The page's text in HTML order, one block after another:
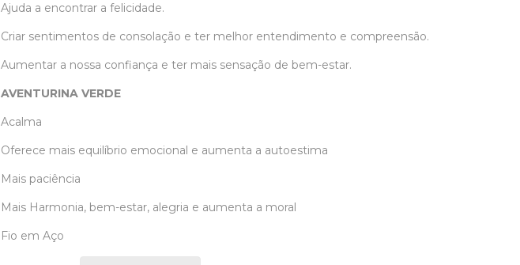
Ajuda a encontrar a felicidade.
Criar sentimentos de consolação e ter melhor entendimento e compreensão.
Aumentar a nossa confiança e ter mais sensação de bem-estar.
AVENTURINA VERDE
Acalma
Oferece mais equilíbrio emocional e aumenta a autoestima
Mais paciência
Mais Harmonia, bem-estar, alegria e aumenta a moral
Fio em Aço